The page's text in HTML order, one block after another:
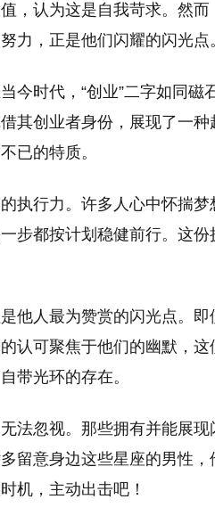
，认为这是自我苛求。然
力，正是他们闪耀的闪光点
今时代，“创业”二字如同磁
其创业者身份，展现了一种
已的特质。
执行力。许多人心中怀揣梦
步都按计划稳健前行。这
他人最为赞赏的闪光点。
认可聚焦于他们的幽默，这
带光环的存在。
法忽视。那些拥有并能展
留意身边这些星座的男性
机，主动出击吧！